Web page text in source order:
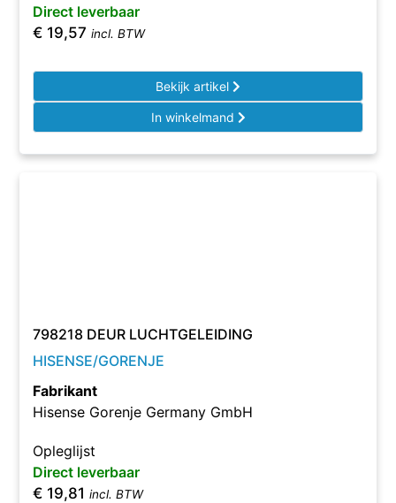
Direct leverbaar
€ 19,57 incl. BTW
Bekijk artikel
In winkelmand
798218 DEUR LUCHTGELEIDING
HISENSE/GORENJE
Fabrikant
Hisense Gorenje Germany GmbH
Opleglijst
Direct leverbaar
€ 19,81 incl. BTW